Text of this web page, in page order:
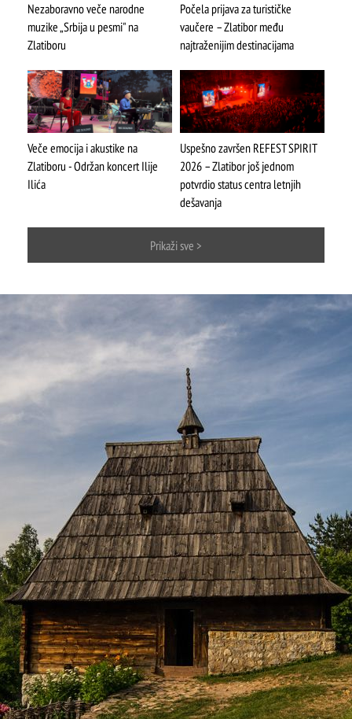
Nezaboravno veče narodne
muzike „Srbija u pesmi" na
Zlatiboru
Počela prijava za turističke
vaučere – Zlatibor među
najtraženijim destinacijama
Veče emocija i akustike na
Zlatiboru - Održan koncert Ilije
Ilića
Uspešno završen REFEST SPIRIT
2026 – Zlatibor još jednom
potvrdio status centra letnjih
dešavanja
Prikaži sve >
ŠTA
VIDETI
Mokra gora